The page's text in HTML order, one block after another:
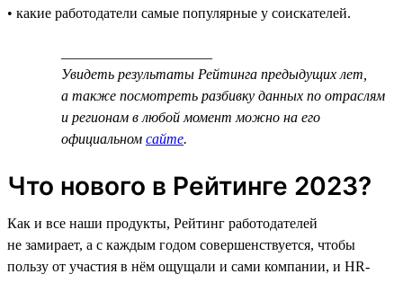
• какие работодатели самые популярные у соискателей.
Увидеть результаты Рейтинга предыдущих лет,
а также посмотреть разбивку данных по отраслям
и регионам в любой момент можно на его
официальном сайте.
Что нового в Рейтинге 2023?
Как и все наши продукты, Рейтинг работодателей
не замирает, а с каждым годом совершенствуется, чтобы
пользу от участия в нём ощущали и сами компании, и HR-